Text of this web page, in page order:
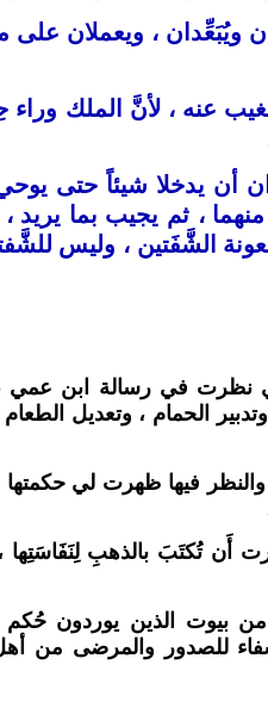
ويُبَعِّدان ، ويعملان على
عنه ، لأنَّ الملك وراء
أن يدخلا شيئاً حتى
، ثم يجيب بما يريد
الشَّفَتين ، وليس
نظرت في رسالة ابن عمي
الحمام ، وتعديل الطعام
والنظر فيها ظهرت لي
أَن تُكتَبَ بالذهبِ
من بيوت الذين يوردون
وشفاء للصدور والمرضى من